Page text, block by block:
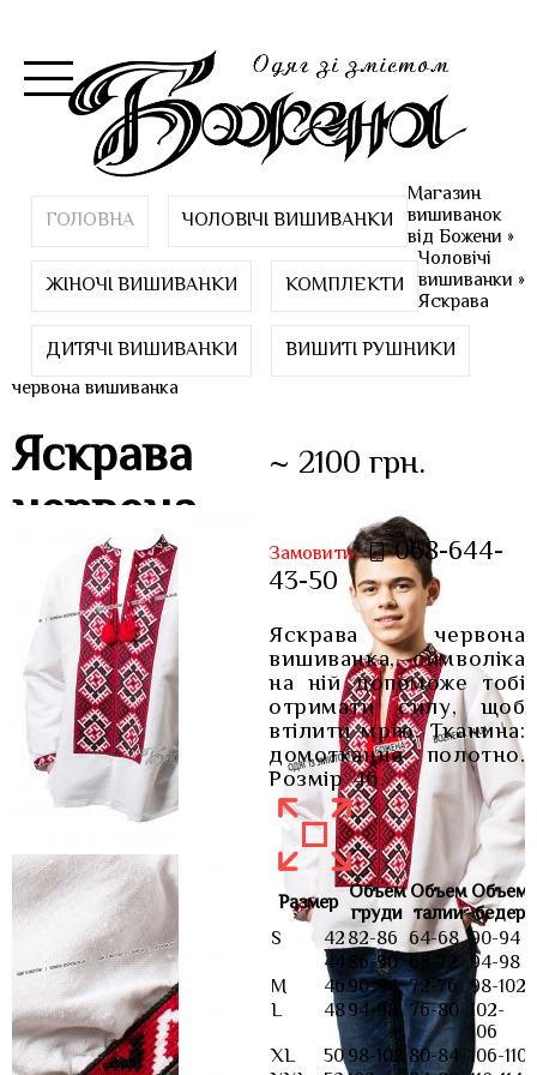
ГОЛОВНА ЧОЛОВІЧІ ВИШИВАНКИ
ЖІНОЧІ ВИШИВАНКИ КОМПЛЕКТИ
ДИТЯЧІ ВИШИВАНКИ ВИШИТІ РУШНИКИ
Магазин
вишиванок
від Божени »
Чоловічі
вишиванки »
Яскрава
червона вишиванка
Яскрава
червона
вишиванка
~ 2100 грн.
Замовити:
068-644-
43-50
Яскрава червона
вишиванка, символіка
на ній допоможе тобі
отримати силу, щоб
втілити мрію. Тканина:
домотканне полотно.
Розмір 46.
Размер Объем
груди
Объем
талии
Объем
бедер
S
4282-86 64-68
90-94
44 86-90 68-72
94-98
M
46 90-94 72-76
98-102
L
4894-98 76-80
102-
106
XL
50 98-102 80-84
106-110